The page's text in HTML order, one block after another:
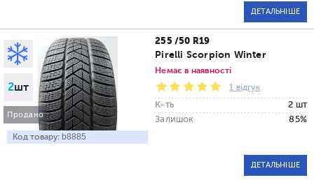
ДЕТАЛЬНІШЕ
2шт
Продано
Код товару: b8885
255 /50 R19
Pirelli Scorpion Winter
Немає в наявності
1 відгук
К-ть
2 шт
Залишок
85%
ДЕТАЛЬНІШЕ